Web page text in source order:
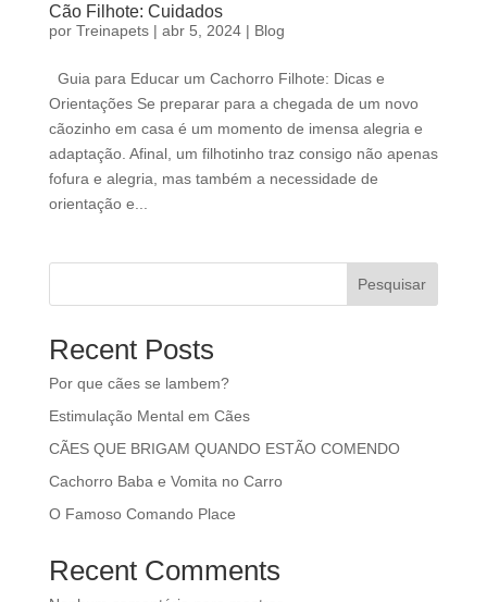
Cão Filhote: Cuidados
por Treinapets| abr 5, 2024| Blog
Guia para Educar um Cachorro Filhote: Dicas e
Orientações Se preparar para a chegada de um novo
cãozinho em casa é um momento de imensa alegria e
adaptação. Afinal, um filhotinho traz consigo não apenas
fofura e alegria, mas também a necessidade de
orientação e...
Pesquisar
Recent Posts
Por que cães se lambem?
Estimulação Mental em Cães
CÃES QUE BRIGAM QUANDO ESTÃO COMENDO
Cachorro Baba e Vomita no Carro
O Famoso Comando Place
Recent Comments